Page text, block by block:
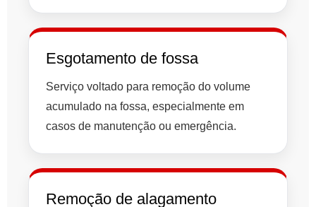
Esgotamento de fossa
Serviço voltado para remoção do volume
acumulado na fossa, especialmente em
casos de manutenção ou emergência.
Remoção de alagamento